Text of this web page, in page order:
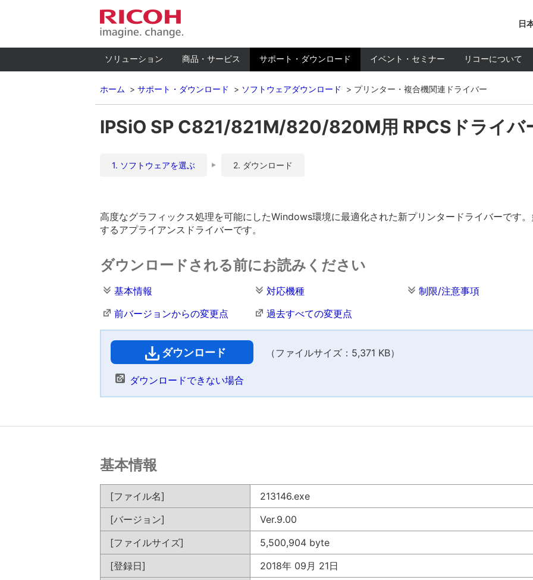
日
ソリューション 商品・サービス サポート・ダウンロード イベント・セミナー リコーについて
ホーム サポート・ダウンロード ソフトウェアダウンロード プリンター・複合機関連ドライバー
IPSiO SP C821/821M/820/820M用 RPCSドライバ
1. ソフトウェアを選ぶ 2. ダウンロード
高度なグラフィックス処理を可能にしたWindows環境に最適化された新プリンタードライバーです
するアプライアンスドライバーです。
ダウンロードされる前にお読みください
基本情報 対応機種 制限/注意事項
前バージョンからの変更点
過去すべての変更点
ダウンロード （ファイルサイズ：5,371 KB）
ダウンロードできない場合
基本情報
[ファイル名]
213146.exe
[バージョン]
Ver.9.00
[ファイルサイズ]
5,500,904 byte
[登録日]
2018年 09月 21日